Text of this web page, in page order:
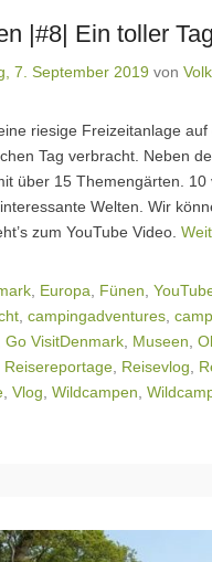
|#8| Ein toller
7. September 2019 von
riesige Freizeitanlage
Tag verbracht. Neben
über 15 Themengärten.
Welten. Wir
zum YouTube Video.
Europa Fünen
campingadventures
Go VisitDenmark Museen
Reisereportage Reisevlog
Vlog Wildcampen